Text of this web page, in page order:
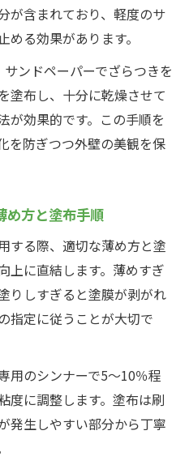
が含まれており、軽度のサ
る効果があります。
ンドペーパーでざらつきを
塗布し、十分に乾燥させて
が効果的です。この手順を
を防ぎつつ外壁の美観を保
め方と塗布手順
する際、適切な薄め方と塗
上に直結します。薄めすぎ
りしすぎると塗膜が剥がれ
指定に従うことが大切で
用のシンナーで5～10％程
度に調整します。塗布は刷
発生しやすい部分から丁寧